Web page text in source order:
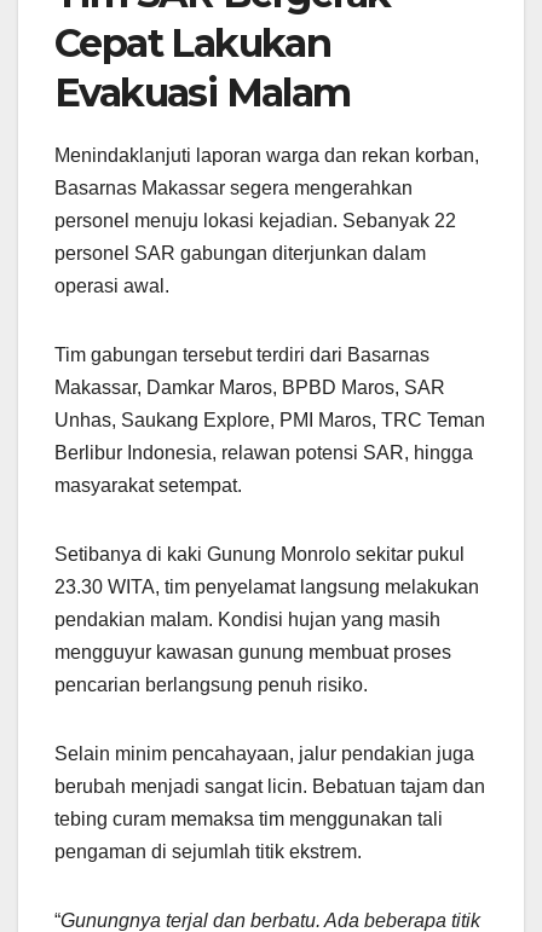
Cepat Lakukan
Evakuasi Malam
Menindaklanjuti laporan warga dan rekan korban,
Basarnas Makassar segera mengerahkan
personel menuju lokasi kejadian. Sebanyak 22
personel SAR gabungan diterjunkan dalam
operasi awal.
Tim gabungan tersebut terdiri dari Basarnas
Makassar, Damkar Maros, BPBD Maros, SAR
Unhas, Saukang Explore, PMI Maros, TRC Teman
Berlibur Indonesia, relawan potensi SAR, hingga
masyarakat setempat.
Setibanya di kaki Gunung Monrolo sekitar pukul
23.30 WITA, tim penyelamat langsung melakukan
pendakian malam. Kondisi hujan yang masih
mengguyur kawasan gunung membuat proses
pencarian berlangsung penuh risiko.
Selain minim pencahayaan, jalur pendakian juga
berubah menjadi sangat licin. Bebatuan tajam dan
tebing curam memaksa tim menggunakan tali
pengaman di sejumlah titik ekstrem.
“Gunungnya terjal dan berbatu. Ada beberapa titik